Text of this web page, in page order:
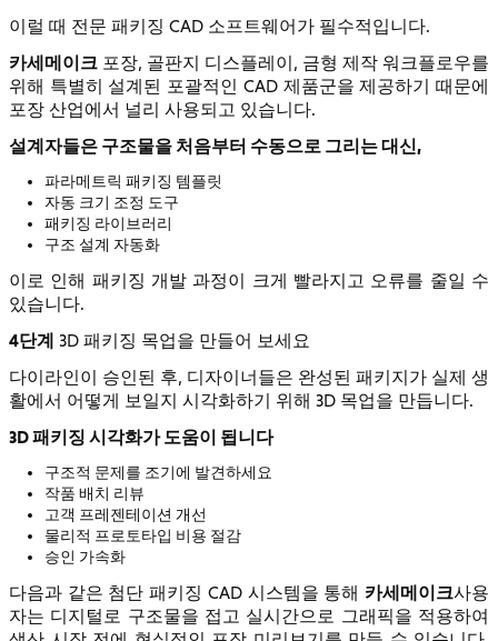
이럴 때 전문 패키징 CAD 소프트웨어가 필수적입니다.
카세메이크 포장, 골판지 디스플레이, 금형 제작 워크플로우를
위해 특별히 설계된 포괄적인 CAD 제품군을 제공하기 때문에
포장 산업에서 널리 사용되고 있습니다.
설계자들은 구조물을 처음부터 수동으로 그리는 대신,
파라메트릭 패키징 템플릿
자동 크기 조정 도구
패키징 라이브러리
구조 설계 자동화
이로 인해 패키징 개발 과정이 크게 빨라지고 오류를 줄일 수
있습니다.
4단계 3D 패키징 목업을 만들어 보세요
다이라인이 승인된 후, 디자이너들은 완성된 패키지가 실제 생
활에서 어떻게 보일지 시각화하기 위해 3D 목업을 만듭니다.
3D 패키징 시각화가 도움이 됩니다
구조적 문제를 조기에 발견하세요
작품 배치 리뷰
고객 프레젠테이션 개선
물리적 프로토타입 비용 절감
승인 가속화
다음과 같은 첨단 패키징 CAD 시스템을 통해 카세메이크사용
자는 디지털로 구조물을 접고 실시간으로 그래픽을 적용하여